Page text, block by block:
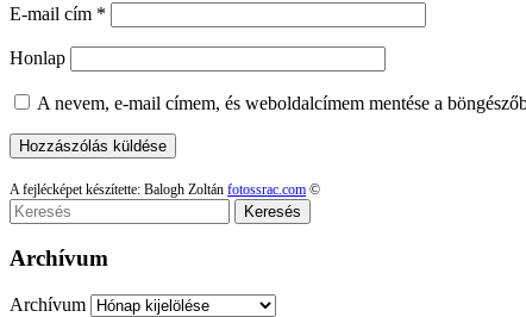
E-mail cím *
Honlap
A nevem, e-mail címem, és weboldalcímem mentése a
A fejlécképet készítette: Balogh Zoltán fotossrac.com ©
Keresés
Archívum
Archívum